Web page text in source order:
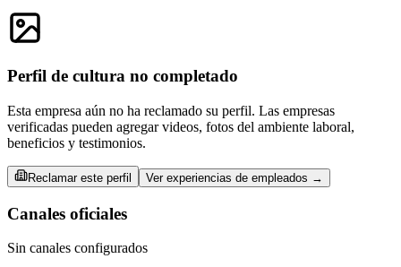
Perfil de cultura no completado
Esta empresa aún no ha reclamado su perfil. Las empresas
verificadas pueden agregar videos, fotos del ambiente laboral,
beneficios y testimonios.
Reclamar este perfil Ver experiencias de empleados →
Canales oficiales
Sin canales configurados